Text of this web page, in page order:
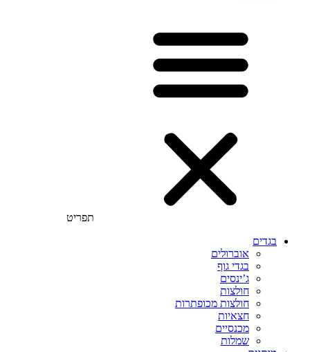
תפריט
בגדים
אוברולים
בגדי גוף
ג’ינסים
חולצות
חולצות מכופתרות
חצאיות
מכנסיים
שמלות